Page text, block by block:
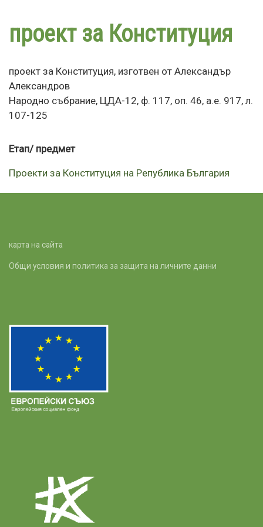
основното
проект за Конституция
проект за Конституция, изготвен от Александър
Александров
Народно събрание, ЦДА-12, ф. 117, оп. 46, а.е. 917, л.
107-125
Етап/ предмет
Проекти за Конституция на Република България
карта на сайта
Общи условия и политика за защита на личните данни